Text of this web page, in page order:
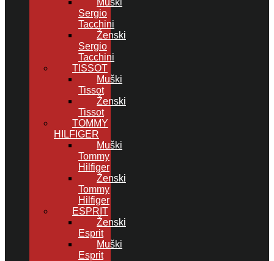
Muški
Sergio
Tacchini
Ženski
Sergio
Tacchini
TISSOT
Muški
Tissot
Ženski
Tissot
TOMMY
HILFIGER
Muški
Tommy
Hilfiger
Ženski
Tommy
Hilfiger
ESPRIT
Ženski
Esprit
Muški
Esprit